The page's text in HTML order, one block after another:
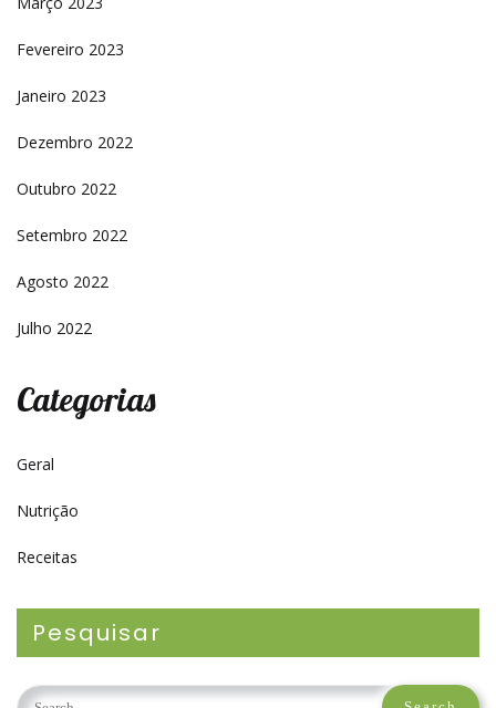
Fevereiro 2023
Janeiro 2023
Dezembro 2022
Outubro 2022
Setembro 2022
Agosto 2022
Julho 2022
Categorias
Geral
Nutrição
Receitas
Pesquisar